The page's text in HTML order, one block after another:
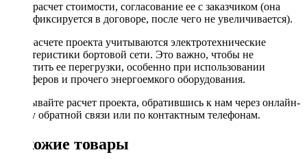
расчет стоимости, согласование ее с заказчиком (она
фиксируется в договоре, после чего не увеличивается).
При расчете проекта учитываются электротехнические
характеристики бортовой сети. Это важно, чтобы не
допустить ее перегрузки, особенно при использовании
сабвуферов и прочего энергоемкого оборудования.
Заказывайте расчет проекта, обратившись к нам через онлайн-
форму обратной связи или по контактным телефонам.
Похожие товары